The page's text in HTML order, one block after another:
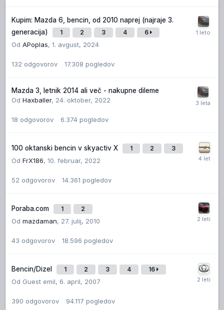
Kupim: Mazda 6, bencin, od 2010 naprej (najraje 3.
generacija)
1 2 3 4 6
Od APoplas, 1. avgust, 2024
132 odgovorov 17.308 pogledov
Mazda 3, letnik 2014 ali več - nakupne dileme
Od Haxballer, 24. oktober, 2022
18 odgovorov 6.374 pogledov
100 oktanski bencin v skyactiv X 1 2 3
Od FrX186, 10. februar, 2022
52 odgovorov 14.361 pogledov
Poraba.com 1 2
Od mazdaman, 27. julij, 2010
43 odgovorov 18.596 pogledov
Bencin/Dizel 1 2 3 4 16
Od Guest emil, 6. april, 2007
390 odgovorov 94.117 pogledov